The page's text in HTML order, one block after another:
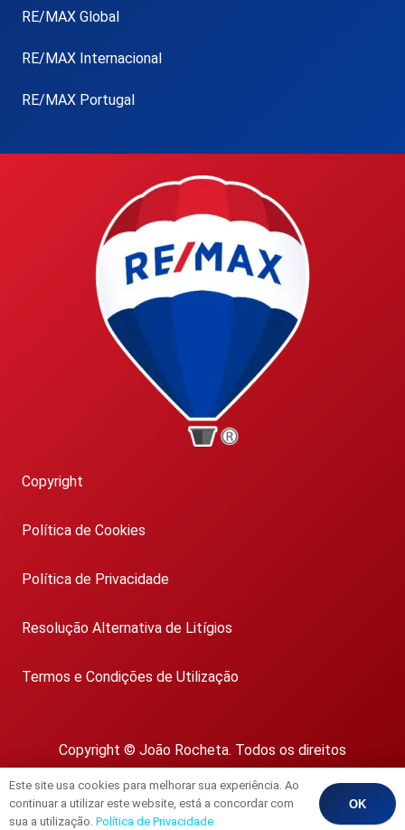
RE/MAX Global
RE/MAX Internacional
RE/MAX Portugal
Copyright
Política de Cookies
Política de Privacidade
Resolução Alternativa de Litígios
Termos e Condições de Utilização
Copyright © João Rocheta. Todos os direitos
reservados.
AMI 1718
Este site usa cookies para melhorar sua experiência. Ao
continuar a utilizar este website, está a concordar com
sua a utilização. Política de Privacidade
OK